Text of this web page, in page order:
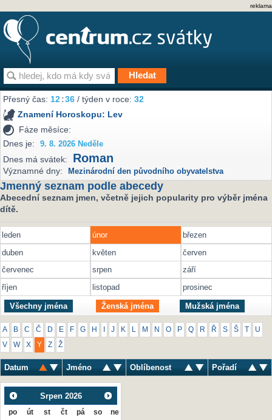
reklama
Přesný čas:12:36 / týden v roce:32
Znamení Horoskopu: Lev
Fáze měsíce:
Dnes je:
9. 8. 2026 Neděle
Dnes má svátek: Roman
Významné dny: Mezinárodní den původního obyvatelstva
Jmenný seznam podle abecedy
Abecední seznam jmen, včetně jejich popularity pro výběr jména
dítě.
leden únor
březen
duben
květen
červen
červenec
srpen
září
říjen
listopad prosinec
Všechny jména Ženská jména Mužská jména
A B C Č D E F G H J K M N O P Q R Ř S Š U
V W X Y Z Ž
Datum Jméno Oblíbenost Pořadí
Srpen 2026
po út st čt pá so ne